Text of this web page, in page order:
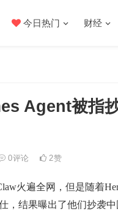
今日热门 财经
Agent被指
0评论 2赞
火遍全网，但是随着
，结果曝出了他们抄袭中